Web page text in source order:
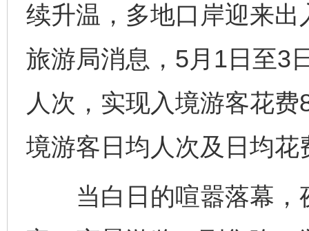
续升温，多地口岸迎来
旅游局消息，5月1日至3
人次，实现入境游客花
境游客日均人次及日均
当白日的喧嚣落幕，